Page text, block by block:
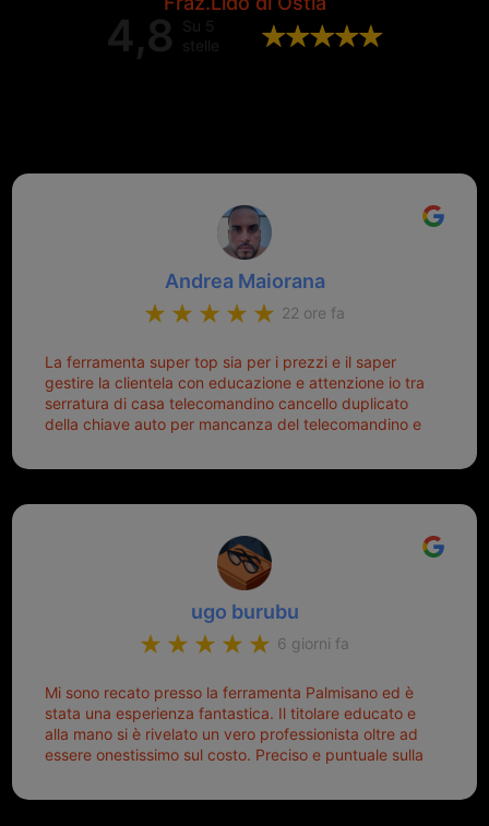
4,8
Su 5
stelle
Andrea Maiorana
22 ore fa
La ferramenta super top sia per i prezzi e il saper
gestire la clientela con educazione e attenzione io tra
serratura di casa telecomandino cancello duplicato
della chiave auto per mancanza del telecomandino e
meglio ferramenta de ostia e poi il prorietario il signor
ugo burubu
6 giorni fa
Mi sono recato presso la ferramenta Palmisano ed è
stata una esperienza fantastica. Il titolare educato e
alla mano si è rivelato un vero professionista oltre ad
essere onestissimo sul costo. Preciso e puntuale sulla